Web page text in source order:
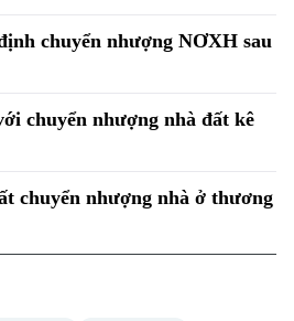
chuyển nhượng NƠXH sau
chuyển nhượng nhà đất kê
chuyển nhượng nhà ở thương